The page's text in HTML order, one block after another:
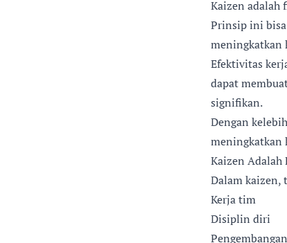
Kaizen adalah
Prinsip ini
meningkatkan
Efektivitas
dapat
signifikan.
Dengan
meningkatkan
Kaizen Adalah
Dalam kaizen,
Kerja tim
Disiplin diri